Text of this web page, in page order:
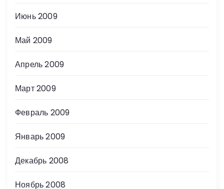
Июнь 2009
Май 2009
Апрель 2009
Март 2009
Февраль 2009
Январь 2009
Декабрь 2008
Ноябрь 2008